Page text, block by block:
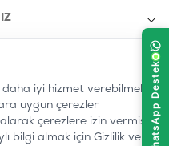
212
daha iyi hizmet verebilmek
uygun çerezler
çerezlere izin vermiş
bilgi almak için Gizlilik ve